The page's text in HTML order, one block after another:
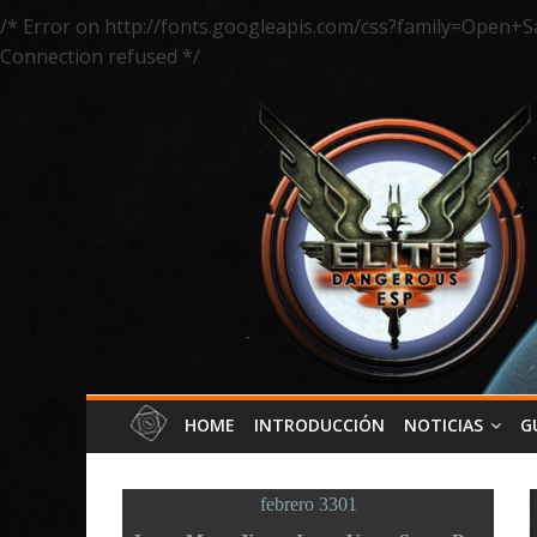
/* Error on http://fonts.googleapis.com/
Connection refused */
HOME INTRODUCCIÓN NOTICIAS
febrero 3301